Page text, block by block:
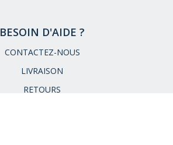
BESOIN D'AIDE ?
CONTACTEZ-NOUS
LIVRAISON
RETOURS